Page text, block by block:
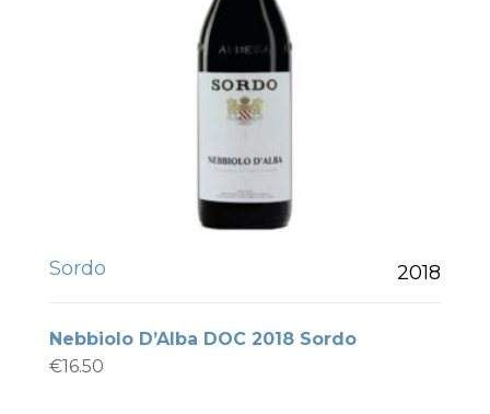
Sordo 2018
Nebbiolo D’Alba DOC 2018 Sordo
€16.50